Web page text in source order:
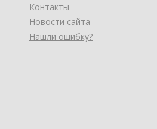
Контакты
Новости сайта
Нашли ошибку?